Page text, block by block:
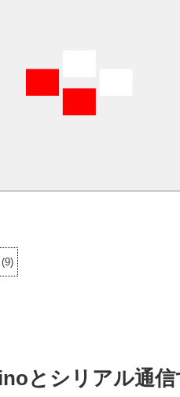
(9)
とシリアル通信